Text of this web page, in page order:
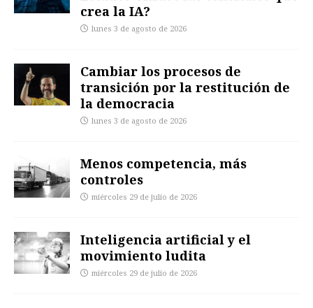
crea la IA?
lunes 3 de agosto de 2026
Cambiar los procesos de
transición por la restitución de
la democracia
lunes 3 de agosto de 2026
Menos competencia, más
controles
miércoles 29 de julio de 2026
Inteligencia artificial y el
movimiento ludita
miércoles 29 de julio de 2026